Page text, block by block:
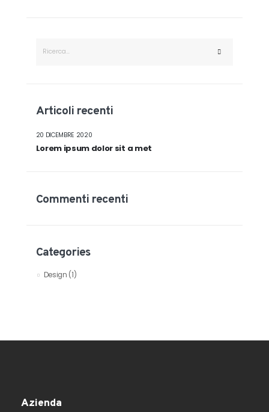
Articoli recenti
Lorem ipsum dolor sit a met
20 DICEMBRE 2020
Commenti recenti
Categories
Design (1)
Azienda